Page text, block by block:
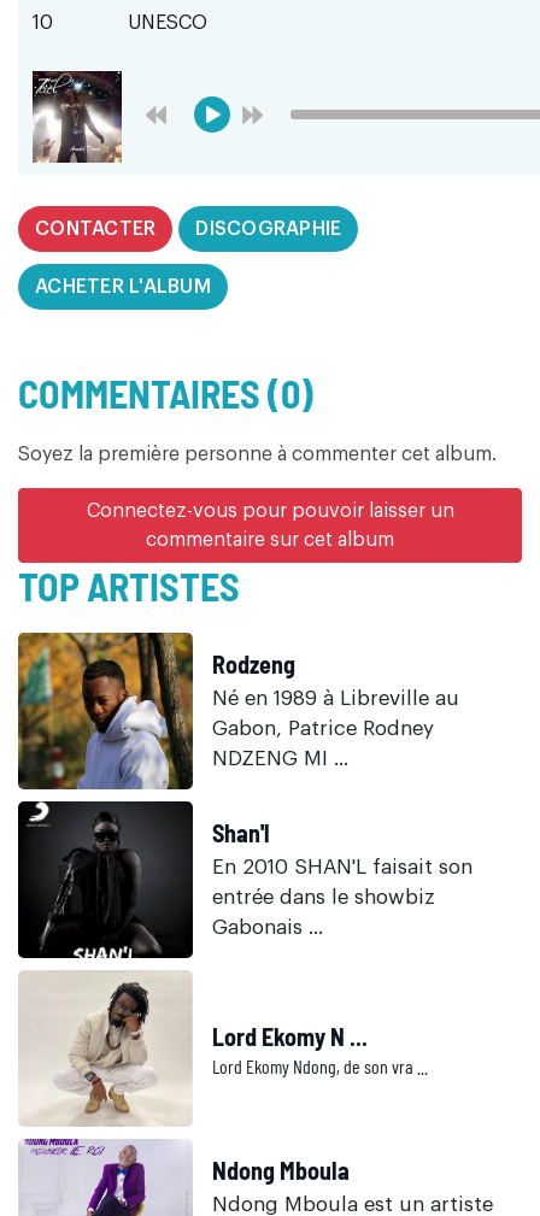
10 UNESCO
CONTACTER DISCOGRAPHIE
ACHETER L'ALBUM
COMMENTAIRES (0)
Soyez la première personne à commenter cet album.
Connectez-vous pour pouvoir laisser un
commentaire sur cet album
TOP ARTISTES
Rodzeng
Né en 1989 à Libreville au
Gabon, Patrice Rodney
NDZENG MI ...
Shan'l
En 2010 SHAN'L faisait son
entrée dans le showbiz
Gabonais ...
Lord Ekomy N ...
Lord Ekomy Ndong, de son vra ...
Ndong Mboula
Ndong Mboula est un artiste